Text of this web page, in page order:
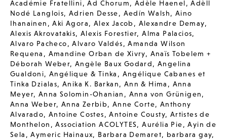
Académie Fratellini,Ad Chorum, Adèle Haenel,Adèll
Nodé Langlois,Adrien Desse, Aedín Walsh, Aino
Ihanainen ,Aki Agora, Alex Jacob , Alexandre Demay,
Alexis Akrovatakis,Alexis Forestier,Alma Palacios,
Alvaro Pacheco,Alvaro Valdés,Amanda Wilson
Requena , Amandine Orban de Xivry, Anaïs Tobelem +
Déborah Weber,Angèle Baux Godard,Angelina
Gualdoni,Angélique & Tinka , Angélique Cabanes et
Tinka Dzialas,Anika K. Barkan, Ann & Hima , Anna
Meyer, Anna Solomin-Ohanian , Anna von Grünigen,
Anna Weber, Anna Zerbib,Anne Corte, Anthony
Alvarado,Antoine Costes,Antoine Cousty, Artistes de
Monthelon ,Association ACOLYTES,Aurélia Pie,Ayin de
Sela ,Aymeric Hainaux, Barbara Demaret, barbara gay,